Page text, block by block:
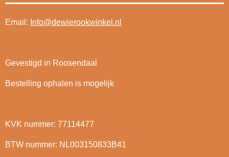
Email: Info@dewierookwinkel.nl
Gevestigd in Roosendaal
Bestelling ophalen is mogelijk
KVK nummer: 77114477
BTW nummer: NL003150833B41